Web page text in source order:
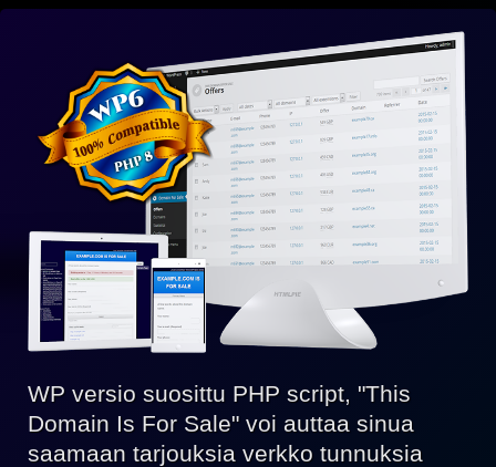
Täysin
yhteensopiva
WPin kanssa
WP versio suosittu PHP script, "This
Domain Is For Sale" voi auttaa sinua
saamaan tarjouksia verkko tunnuksia